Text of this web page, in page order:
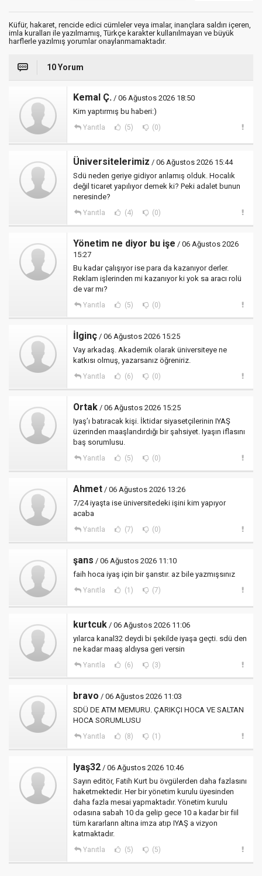
Küfür, hakaret, rencide edici cümleler veya imalar, inançlara saldırı içeren,
imla kuralları ile yazılmamış, Türkçe karakter kullanılmayan ve büyük
harflerle yazılmış yorumlar onaylanmamaktadır.
10 Yorum
Kemal Ç. / 06 Ağustos 2026 18:50
Kim yaptırmış bu haberi:)
Yanıtla (5) (0)
Üniversitelerimiz / 06 Ağustos 2026 15:44
Sdü neden geriye gidiyor anlamış olduk. Hocalık
değil ticaret yapılıyor demek ki? Peki adalet bunun
neresinde?
Yanıtla (4) (0)
Yönetim ne diyor bu işe / 06 Ağustos 2026
15:27
Bu kadar çalışıyor ise para da kazanıyor derler.
Reklam işlerinden mi kazanıyor ki yok sa aracı rolü
de var mı?
Yanıtla (5) (0)
İlginç / 06 Ağustos 2026 15:25
Vay arkadaş. Akademik olarak üniversiteye ne
katkısı olmuş, yazarsanız öğreniriz.
Yanıtla (6) (0)
Ortak / 06 Ağustos 2026 15:25
Iyaş’ı batıracak kişi. İktidar siyasetçilerinin IYAŞ
üzerinden maaşlandırdığı bir şahsiyet. Iyaşın iflasını
baş sorumlusu.
Yanıtla (5) (0)
Ahmet / 06 Ağustos 2026 13:26
7/24 iyaşta ise üniversitedeki işini kim yapıyor
acaba
Yanıtla (7) (0)
şans / 06 Ağustos 2026 11:10
faih hoca iyaş için bir şanstır. az bile yazmışsınız
Yanıtla (1) (7)
kurtcuk / 06 Ağustos 2026 11:06
yılarca kanal32 deydi bi şekilde iyaşa geçti. sdü den
ne kadar maaş aldıysa geri versin
Yanıtla (6) (3)
bravo / 06 Ağustos 2026 11:03
SDÜ DE ATM MEMURU. ÇARIKÇI HOCA VE SALTAN
HOCA SORUMLUSU
Yanıtla (8) (1)
Iyaş32 / 06 Ağustos 2026 10:46
Sayın editör, Fatih Kurt bu övgülerden daha fazlasını
haketmektedir. Her bir yönetim kurulu üyesinden
daha fazla mesai yapmaktadır. Yönetim kurulu
odasına sabah 10 da gelip gece 10 a kadar bir fiil
tüm kararların altına imza atıp IYAŞ a vizyon
katmaktadır.
Yanıtla (5) (5)